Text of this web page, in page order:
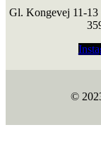
Gl. Kongevej 11-13
©